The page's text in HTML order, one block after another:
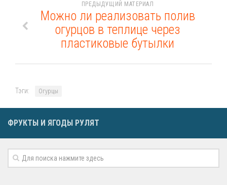
ПРЕДЫДУЩИЙ МАТЕРИАЛ
Можно ли реализовать полив
огурцов в теплице через
пластиковые бутылки
Тэги: Огурцы
ФРУКТЫ И ЯГОДЫ РУЛЯТ